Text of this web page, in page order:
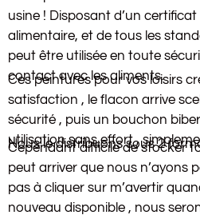
usine ! Disposant d’un
alimentaire, et de tous les
peut être utilisée en toute
contact avec les aliments.
Ces peintures pour vos loisirs
satisfaction , le flacon arrive
sécurité , puis un bouchon
utilisation sans effort ,
Nous le distribuons sous 2
Cependant difficile de stocker
peut arriver que nous n’ayons
pas à cliquer sur m’avertir
nouveau disponible , nous